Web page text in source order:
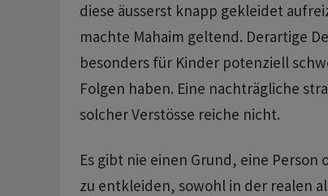
diese äusserst knapp gekleidet
machte Mahaim geltend. Derartige
besonders für Kinder potenziell
Folgen haben. Eine nachträgliche
solcher Verstösse reiche nicht.
Es gibt nie einen Grund, eine
zu entkleiden, sowohl in der realen